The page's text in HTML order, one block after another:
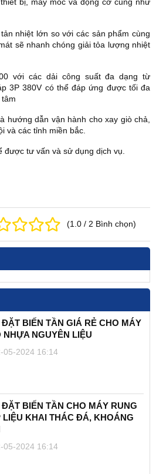
nhiệt lớn so với các sản phẩm cùng
sẽ nhanh chóng giải tỏa lượng nhiệt
với các dải công suất đa dạng từ
3P 380V có thể đáp ứng được tối đa
hướng dẫn vận hành cho xay giò chả,
và các tỉnh miền bắc.
được tư vấn và sử dụng dịch vụ.
(1.0 / 2 Bình chọn)
ĐẶT BIẾN TẦN GIÁ RẺ CHO MÁY
NHỰA NGUYÊN LIỆU
05-2024 16:14
ĐẶT BIẾN TẦN CHO MÁY RUNG
LIỆU KHAI THÁC ĐÁ, KHOÁNG
05-2024 16:14